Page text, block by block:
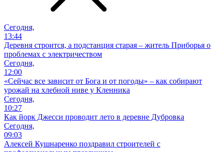
Сегодня,
13:44
Деревня строится, а подстанция старая – житель Приборья о
проблемах с электричеством
Сегодня,
12:00
«Сейчас все зависит от Бога и от погоды» – как собирают
урожай на хлебной ниве у Кленника
Сегодня,
10:27
Как йорк Джесси проводит лето в деревне Дубровка
Сегодня,
09:03
Алексей Кушнаренко поздравил строителей с